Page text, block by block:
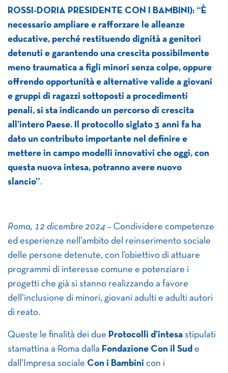
ROSSI-DORIA PRESIDENTE CON I BAMBINI): “È
necessario ampliare e rafforzare le alleanze
educative, perché restituendo dignità a genitori
detenuti e garantendo una crescita possibilmente
meno traumatica a figli minori senza colpe, oppure
offrendo opportunità e alternative valide a giovani
e gruppi di ragazzi sottoposti a procedimenti
penali, si sta indicando un percorso di crescita
all’intero Paese. Il protocollo siglato 3 anni fa ha
dato un contributo importante nel definire e
mettere in campo modelli innovativi che oggi, con
questa nuova intesa, potranno avere nuovo
slancio”.
Roma, 12 dicembre 2024 – Condividere competenze
ed esperienze nell’ambito del reinserimento sociale
delle persone detenute, con l’obiettivo di attuare
programmi di interesse comune e potenziare i
progetti che già si stanno realizzando a favore
dell’inclusione di minori, giovani adulti e adulti autori
di reato.
Queste le finalità dei due Protocolli d’intesa stipulati
stamattina a Roma dalla Fondazione Con il Sud e
dall’Impresa sociale Con i Bambini con i